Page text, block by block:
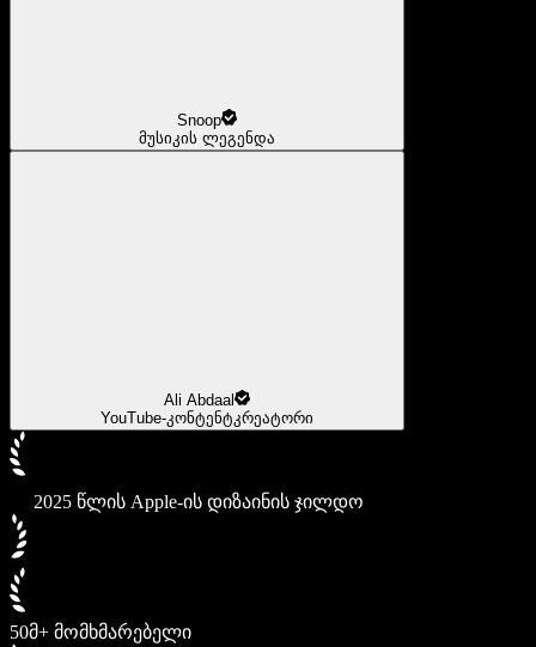
Snoop
მუსიკის ლეგენდა
Ali Abdaal
YouTube-კონტენტკრეატორი
2025 წლის Apple-ის დიზაინის ჯილდო
50მ+ მომხმარებელი